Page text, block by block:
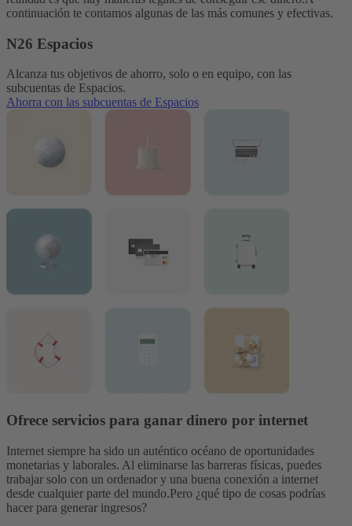
continuación te contamos algunas de las más comunes y efectivas.
N26 Espacios
Alcanza tus objetivos de ahorro, solo o en equipo, con las
subcuentas de Espacios.
Ahorra con las subcuentas de Espacios
Ofrece servicios para ganar dinero por internet
Internet siempre ha sido un auténtico océano de oportunidades
monetarias y laborales. Al eliminarse las barreras físicas, puedes
trabajar solo con un ordenador y una buena conexión a internet
desde cualquier parte del mundo.Pero ¿qué tipo de cosas podrías
hacer para generar ingresos?